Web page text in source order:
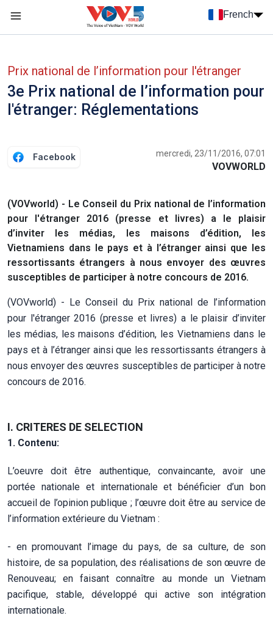
French
Prix national de l’information pour l'étranger
3e Prix national de l’information pour
l'étranger: Réglementations
Facebook mercredi, 23/11/2016, 07:01
VOVWORLD
(VOVworld) - Le Conseil du Prix national de l’information
pour l'étranger 2016 (presse et livres) a le plaisir
d’inviter les médias, les maisons d’édition, les
Vietnamiens dans le pays et à l’étranger ainsi que les
ressortissants étrangers à nous envoyer des œuvres
susceptibles de participer à notre concours de 2016.
(VOVworld) - Le Conseil du Prix national de l’information
pour l'étranger 2016 (presse et livres) a le plaisir d’inviter
les médias, les maisons d’édition, les Vietnamiens dans le
pays et à l’étranger ainsi que les ressortissants étrangers à
nous envoyer des œuvres susceptibles de participer à notre
concours de 2016.
I. CRITERES DE SELECTION
1. Contenu:
L’oeuvre doit être authentique, convaincante, avoir une
portée nationale et internationale et bénéficier d’un bon
accueil de l’opinion publique ; l’œuvre doit être au service de
l’information extérieure du Vietnam :
- en promouvant l’image du pays, de sa culture, de son
histoire, de sa population, des réalisations de son œuvre de
Renouveau; en faisant connaître au monde un Vietnam
pacifique, stable, développé qui active son intégration
internationale.